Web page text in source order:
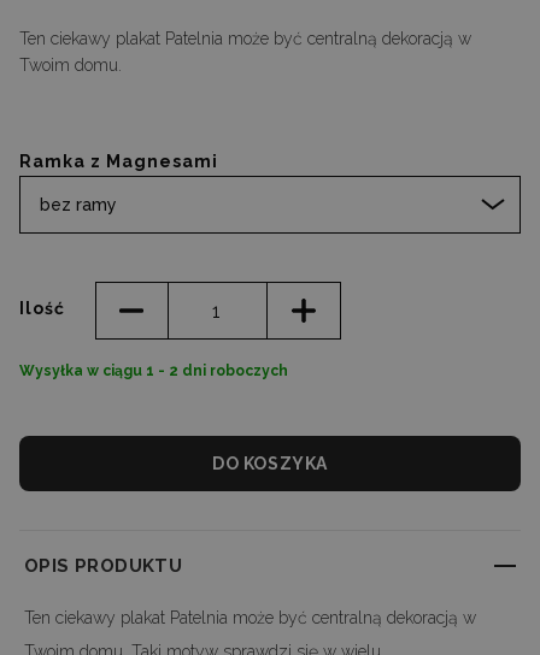
Ten ciekawy plakat Patelnia może być centralną dekoracją w
Twoim domu.
Wysyłka w ciągu 1 - 2 dni roboczych
Ramka z Magnesami
bez ramy
Ilość
DO KOSZYKA
OPIS PRODUKTU
Ten ciekawy plakat Patelnia może być centralną dekoracją w